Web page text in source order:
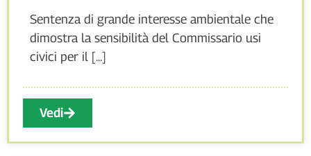
Sentenza di grande interesse ambientale che
dimostra la sensibilità del Commissario usi
civici per il [...]
Vedi